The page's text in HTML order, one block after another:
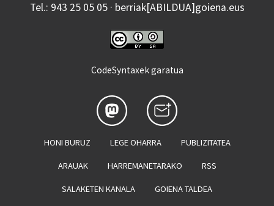
Tel.: 943 25 05 05 · berriak[ABILDUA]goiena.eus
CodeSyntaxek garatua
HONI BURUZ LEGE OHARRA PUBLIZITATEA
ARAUAK HARREMANETARAKO RSS
SALAKETEN KANALA GOIENA TALDEA